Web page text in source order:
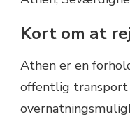
Kort om at
Athen er en
offentlig transport